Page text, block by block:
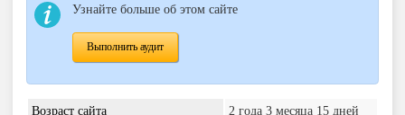
Узнайте больше об этом сайте
Выполнить аудит
Возраст сайта
2 года 3 месяца 15 дней